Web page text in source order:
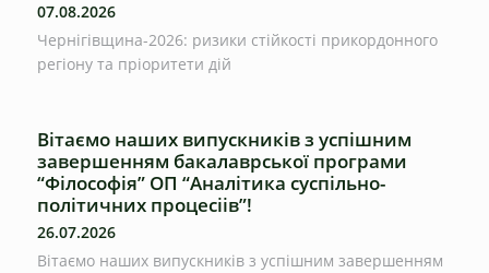
07.08.2026
Чернігівщина-2026: ризики стійкості прикордонного
регіону та пріоритети дій
Вітаємо наших випускників з успішним
завершенням бакалаврської програми
“Філософія” ОП “Аналітика суспільно-
політичних процесіів”!
26.07.2026
Вітаємо наших випускників з успішним завершенням